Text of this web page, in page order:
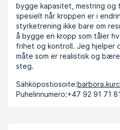
bygge kapasitet, mestring og
spesielt når kroppen er i
styrketrening ikke bare om
å bygge en kropp som tåler
frihet og kontroll. Jeg hjelper
måte som er realistisk og
steg.
Sähköpostiosoite:
Puhelinnumero:+47 92 91 71 81